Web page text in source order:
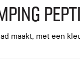
maakt, met een